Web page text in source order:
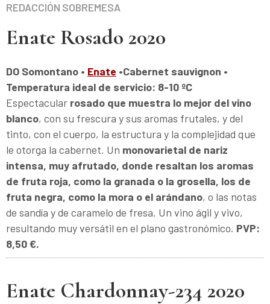
REDACCIÓN SOBREMESA
Enate Rosado 2020
DO Somontano • Enate •Cabernet sauvignon •
Temperatura ideal de servicio: 8-10 ºC
Espectacular rosado que muestra lo mejor del vino
blanco, con su frescura y sus aromas frutales, y del
tinto, con el cuerpo, la estructura y la complejidad que
le otorga la cabernet. Un monovarietal de nariz
intensa, muy afrutado, donde resaltan los aromas
de fruta roja, como la granada o la grosella, los de
fruta negra, como la mora o el arándano, o las notas
de sandía y de caramelo de fresa. Un vino ágil y vivo,
resultando muy versátil en el plano gastronómico. PVP:
8,50 €.
Enate Chardonnay-234 2020